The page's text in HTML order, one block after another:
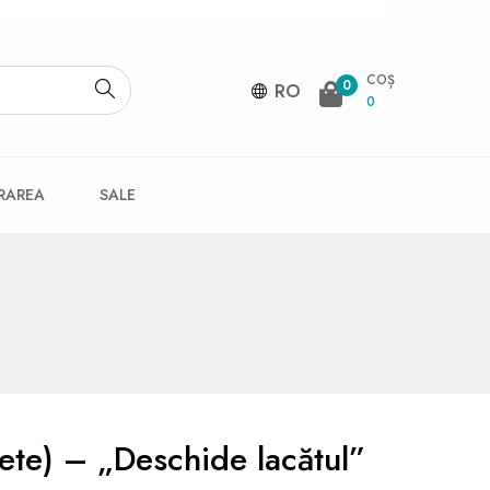
RO 0
COȘ
0
SALE
– „Deschide lacătul”